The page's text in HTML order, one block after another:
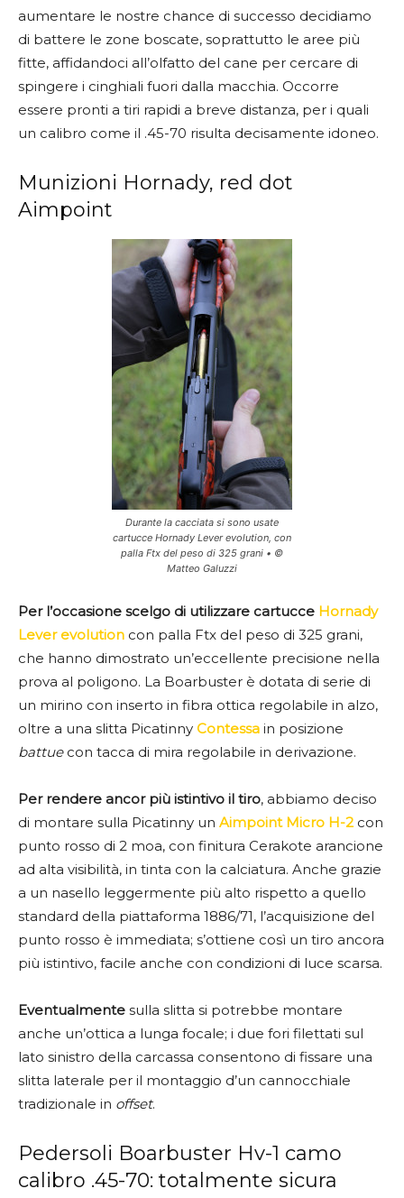
aumentare le nostre chance di successo decidiamo
di battere le zone boscate, soprattutto le aree più
fitte, affidandoci all’olfatto del cane per cercare di
spingere i cinghiali fuori dalla macchia. Occorre
essere pronti a tiri rapidi a breve distanza, per i quali
un calibro come il .45-70 risulta decisamente idoneo.
Munizioni Hornady, red dot
Aimpoint
Durante la cacciata si sono usate
cartucce Hornady Lever evolution, con
palla Ftx del peso di 325 grani • ©
Matteo Galuzzi
Per l’occasione scelgo di utilizzare cartucce Hornady
Lever evolution con palla Ftx del peso di 325 grani,
che hanno dimostrato un’eccellente precisione nella
prova al poligono. La Boarbuster è dotata di serie di
un mirino con inserto in fibra ottica regolabile in alzo,
oltre a una slitta Picatinny Contessa in posizione
battuecon tacca di mira regolabile in derivazione.
Per rendere ancor più istintivo il tiro, abbiamo deciso
di montare sulla Picatinny un Aimpoint Micro H-2 con
punto rosso di 2 moa, con finitura Cerakote arancione
ad alta visibilità, in tinta con la calciatura. Anche grazie
a un nasello leggermente più alto rispetto a quello
standard della piattaforma 1886/71, l’acquisizione del
punto rosso è immediata; s’ottiene così un tiro ancora
più istintivo, facile anche con condizioni di luce scarsa.
Eventualmente sulla slitta si potrebbe montare
anche un’ottica a lunga focale; i due fori filettati sul
lato sinistro della carcassa consentono di fissare una
slitta laterale per il montaggio d’un cannocchiale
tradizionale in offset.
Pedersoli Boarbuster Hv-1 camo
calibro .45-70: totalmente sicura